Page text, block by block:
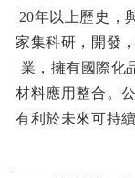
20年以上歷史，
家集科研，開發
業，擁有國際化
材料應用整合。
有利於未來可持